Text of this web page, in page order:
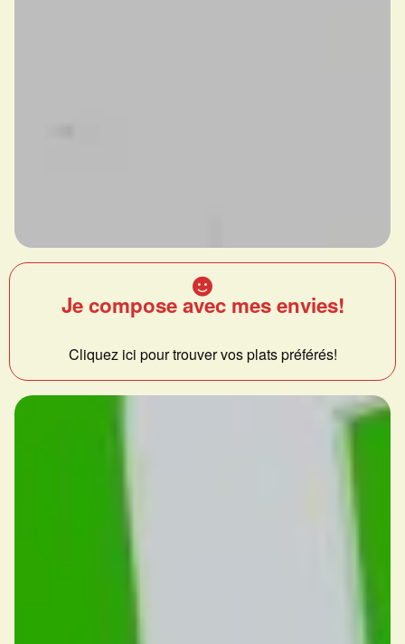
Je compose avec mes envies!
Cliquez ici pour trouver vos plats préférés!